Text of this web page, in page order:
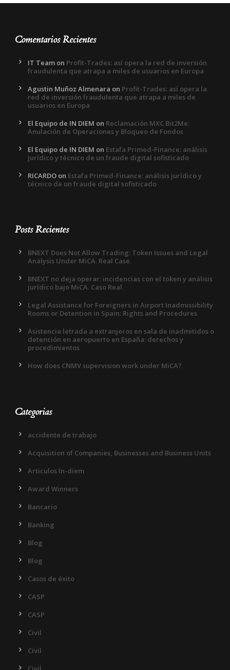
Comentarios Recientes
IT Team on Profit-Trades: así opera la red de inversión
fraudulenta que atrapa a miles de usuarios en Europa
Agustin Muñoz Almenara on Profit-Trades: así opera la
red de inversión fraudulenta que atrapa a miles de
usuarios en Europa
El Equipo de IN DIEM on Reclamación MXC Bit2Me:
Anulación de Operaciones y Bloqueo de Fondos
El Equipo de IN DIEM on Estafa Primed-Finance: análisis
jurídico y técnico de un fraude digital sofisticado
RICARDO on Estafa Primed-Finance: análisis jurídico y
técnico de un fraude digital sofisticado
Posts Recientes
BNEXT Does Not Allow Trading: Token Issues and Legal
Analysis Under MiCA. Real Case.
BNEXT no deja operar: incidencias con el token y análisis
jurídico bajo MiCA. Caso Real.
Legal Assistance for Foreigners in Airport Inadmissibility
Rooms or Detention in Spain: Rights and Procedures
Asistencia letrada a extranjeros en sala de inadmitidos o
detención en aeropuerto en España: derechos y
procedimientos
How does CNMV supervision work under MiCA?
Categorias
accidente de trabajo
Acquisition of Companies, Businesses and Business Units
Articulos In-diem
Award Winners
Bancario
Banking
Blog
Blog
Casos de éxito
CASP
CASP
Civil
Civil